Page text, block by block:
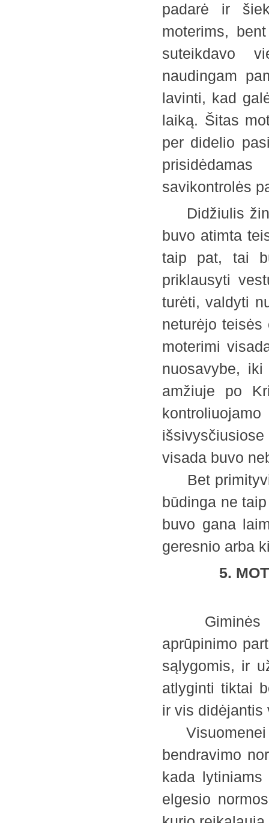
padarė ir
moterims,
suteikdavo
naudingam
lavinti, kad
laiką. Šitas
per didelio
savikontrolės
Didžiulis
buvo atimta
taip pat, tai
priklausyti
turėti, valdyti
neturėjo
moterimi
nuosavybe,
amžiuje po
visada buvo
Bet
būdinga ne
buvo gana
geresnio arba
5.
Giminės
aprūpinimo
sąlygomis, ir
atlyginti tiktai
ir vis
Visuomenei
bendravimo
kada lytiniams
elgesio